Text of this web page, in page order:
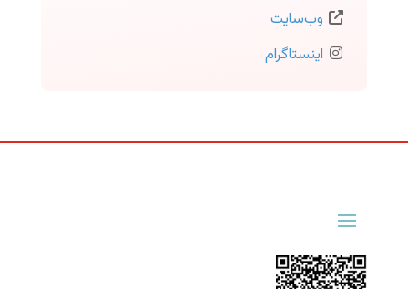
وب‌سایت
اینستاگرام